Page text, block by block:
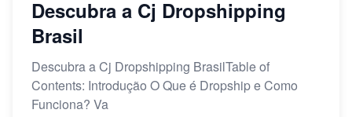
Descubra a Cj Dropshipping
Brasil
Descubra a Cj Dropshipping BrasilTable of
Contents: Introdução O Que é Dropship e Como
Funciona? Va